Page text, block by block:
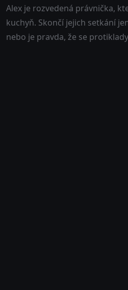
Alex je rozvedená právnička,
kuchyň. Skončí jejich setkání
nebo je pravda, že se